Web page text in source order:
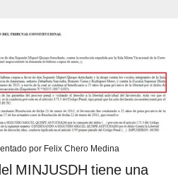
por Felix Chero Medina
MINJUSDH tiene una